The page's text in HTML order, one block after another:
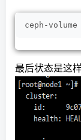
ceph-
最后状态是这